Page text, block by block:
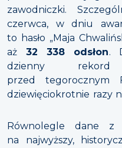
zawodniczki.
czerwca, w dniu
to hasło „Maja
aż 32 338 odsłon.
dzienny
przed tegorocznym
dziewięciokrotnie razy
Równolegle dane z
na najwyższy,